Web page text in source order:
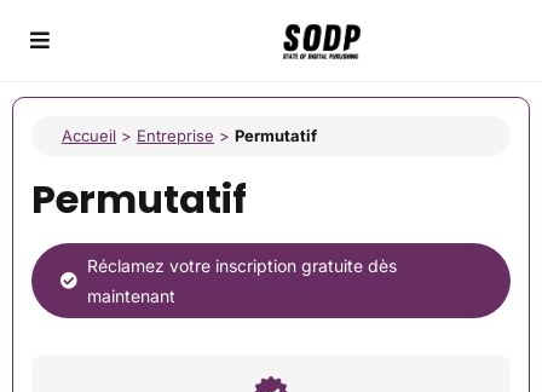
Accueil > Entreprise > Permutatif
Permutatif
Réclamez votre inscription gratuite dès
maintenant